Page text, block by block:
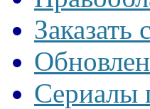
Заказать
Сериалы